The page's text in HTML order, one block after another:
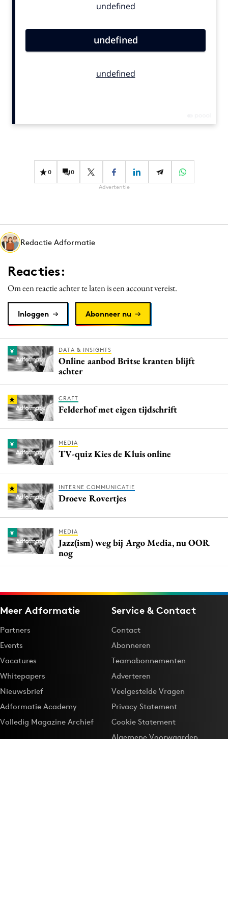
Contentmarketing
Effectiviteit
Gedragsverandering
Martech
Media
Merkstrategie
Programmatic
Purpose Marketing
Reputatie & crisis
0 0
Advertentie
Redactie Adformatie
Reacties:
Om een reactie achter te laten is een account vereist.
Inloggen Abonneer nu
DATA & INSIGHTS
Online aanbod Britse kranten blijft
achter
CRAFT
Felderhof met eigen tijdschrift
MEDIA
TV-quiz Kies de Kluis online
INTERNE COMMUNICATIE
Droeve Rovertjes
MEDIA
Jazz(ism) weg bij Argo Media, nu OOR
nog
Meer Adformatie
Partners
Events
Vacatures
Whitepapers
Nieuwsbrief
Adformatie Academy
Volledig Magazine Archief
Service & Contact
Contact
Abonneren
Teamabonnementen
Adverteren
Veelgestelde Vragen
Privacy Statement
Cookie Statement
Algemene Voorwaarden